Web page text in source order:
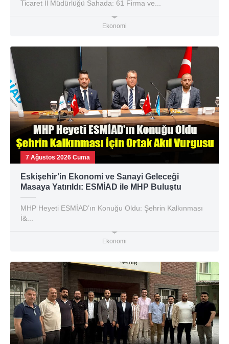
Ticaret İl Müdürlüğü Sahada: 61 Firma ve...
Ekonomi
7 Ağustos 2026 Cuma
Eskişehir’in Ekonomi ve Sanayi Geleceği
Masaya Yatırıldı: ESMİAD ile MHP Buluştu
MHP Heyeti ESMİAD’ın Konuğu Oldu: Şehrin Kalkınması
İ&...
Ekonomi